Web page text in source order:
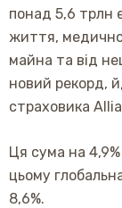
понад 5,6 трлн
життя,
майна та від
новий рекорд,
страховика
Ця сума на 4,9%
цьому
8,6%.